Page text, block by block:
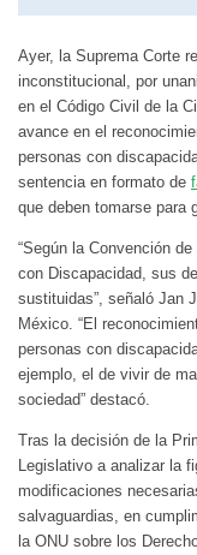
Ayer, la Suprema Corte
inconstitucional, por
en el Código Civil de la
avance en el
personas con
sentencia en formato de
que deben tomarse para
“Según la Convención
con Discapacidad, sus
sustituidas”, señaló Jan
México. “El
personas con
ejemplo, el de vivir de
sociedad” destacó.
Tras la decisión de la
Legislativo a analizar la
modificaciones
salvaguardias, en
la ONU sobre los